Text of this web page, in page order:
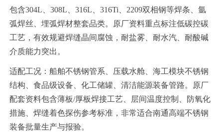
包含304L、308L、316L、316Ti、2209双相钢等焊条、氩
弧焊丝、埋弧焊材整套品类。原厂资料重点标注低碳控碳
工艺，有效规避焊缝晶间腐蚀，耐盐雾、耐水汽、耐酸碱
介质能力突出。
适配工况：船舶不锈钢管系、压载水舱、海工模块不锈钢
结构、食品级设备、化工储罐、清洁能源装备管路。原厂
配套资料包含薄板/厚板焊接工艺、层间温度控制、防氧化
措施、焊缝着色探伤参考标准，非常适合南通高端不锈钢
装备批量生产与报验。